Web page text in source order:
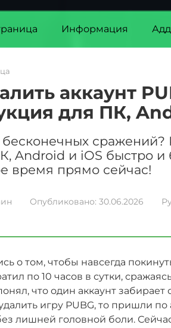
Информация
аккаунт
для ПК,
бесконечных сражений?
Android и iOS быстро
время прямо сейчас!
Опубликовано: 30.06.2026
о том, чтобы навсегда
по 10 часов в сутки,
что один аккаунт
игру PUBG, то пришли по
лишней головной боли.